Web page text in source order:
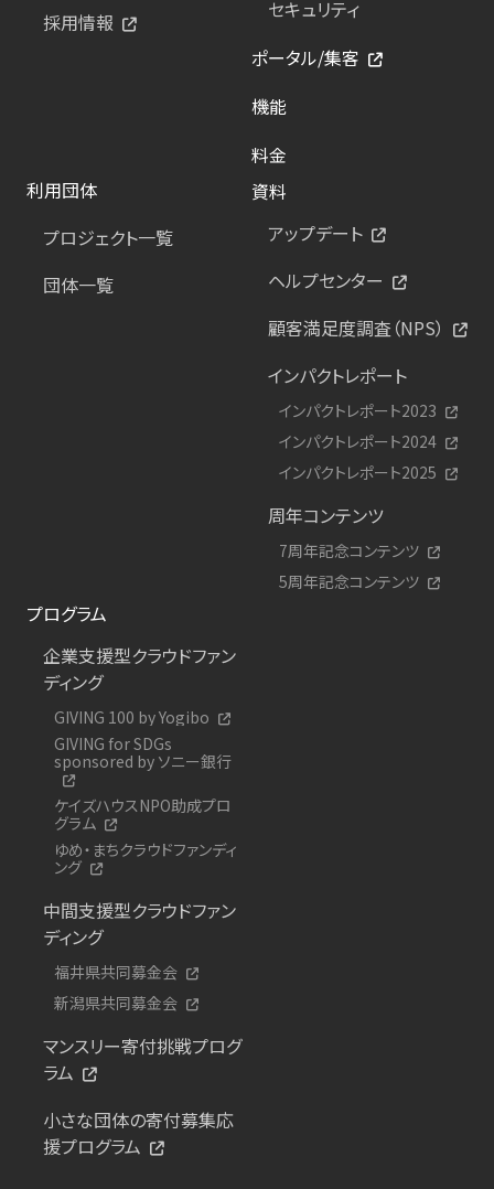
採用情報
セキュリティ
ポータル/集客
機能
料金
利用団体
プロジェクト一覧
団体一覧
資料
アップデート
ヘルプセンター
顧客満足度調査（NPS）
インパクトレポート
インパクトレポート2023
インパクトレポート2024
インパクトレポート2025
周年コンテンツ
7周年記念コンテンツ
5周年記念コンテンツ
プログラム
企業支援型クラウドファン
ディング
GIVING 100 by Yogibo
GIVING for SDGs
sponsored by ソニー銀行
ケイズハウスNPO助成プロ
グラム
ゆめ・まちクラウドファンディ
ング
中間支援型クラウドファン
ディング
福井県共同募金会
新潟県共同募金会
マンスリー寄付挑戦プログ
ラム
小さな団体の寄付募集応
援プログラム